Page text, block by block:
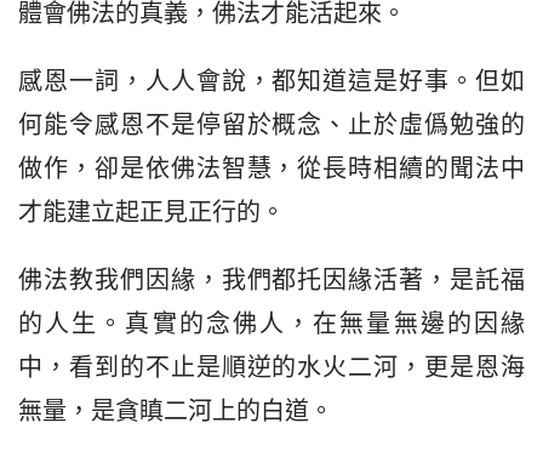
體會佛法的真義，佛法才能活起來。
感恩一詞，人人會說，都知道這是好事。但如
何能令感恩不是停留於概念、止於虛僞勉強的
做作，卻是依佛法智慧，從長時相續的聞法中
才能建立起正見正行的。
佛法教我們因緣，我們都托因緣活著，是託福
的人生。真實的念佛人，在無量無邊的因緣
中，看到的不止是順逆的水火二河，更是恩海
無量，是貪瞋二河上的白道。